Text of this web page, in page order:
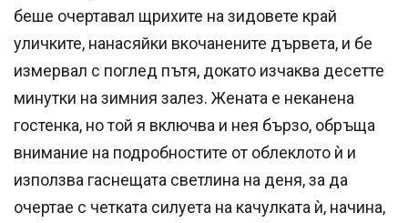
беше очертавал щрихите на зидовете край
уличките, нанасяйки вкочанените дървета, и бе
измервал с поглед пътя, докато изчаква десетте
минутки на зимния залез. Жената е неканена
гостенка, но той я включва и нея бързо, обръща
внимание на подробностите от облеклото ѝ и
използва гаснещата светлина на деня, за да
очертае с четката силуета на качулката ѝ, начина,